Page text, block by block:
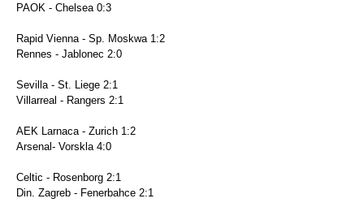
PAOK - Chelsea 0:3
Rapid Vienna - Sp. Moskwa 1:2
Rennes - Jablonec 2:0
Sevilla - St. Liege 2:1
Villarreal - Rangers 2:1
AEK Larnaca - Zurich 1:2
Arsenal- Vorskla 4:0
Celtic - Rosenborg 2:1
Din. Zagreb - Fenerbahce 2:1